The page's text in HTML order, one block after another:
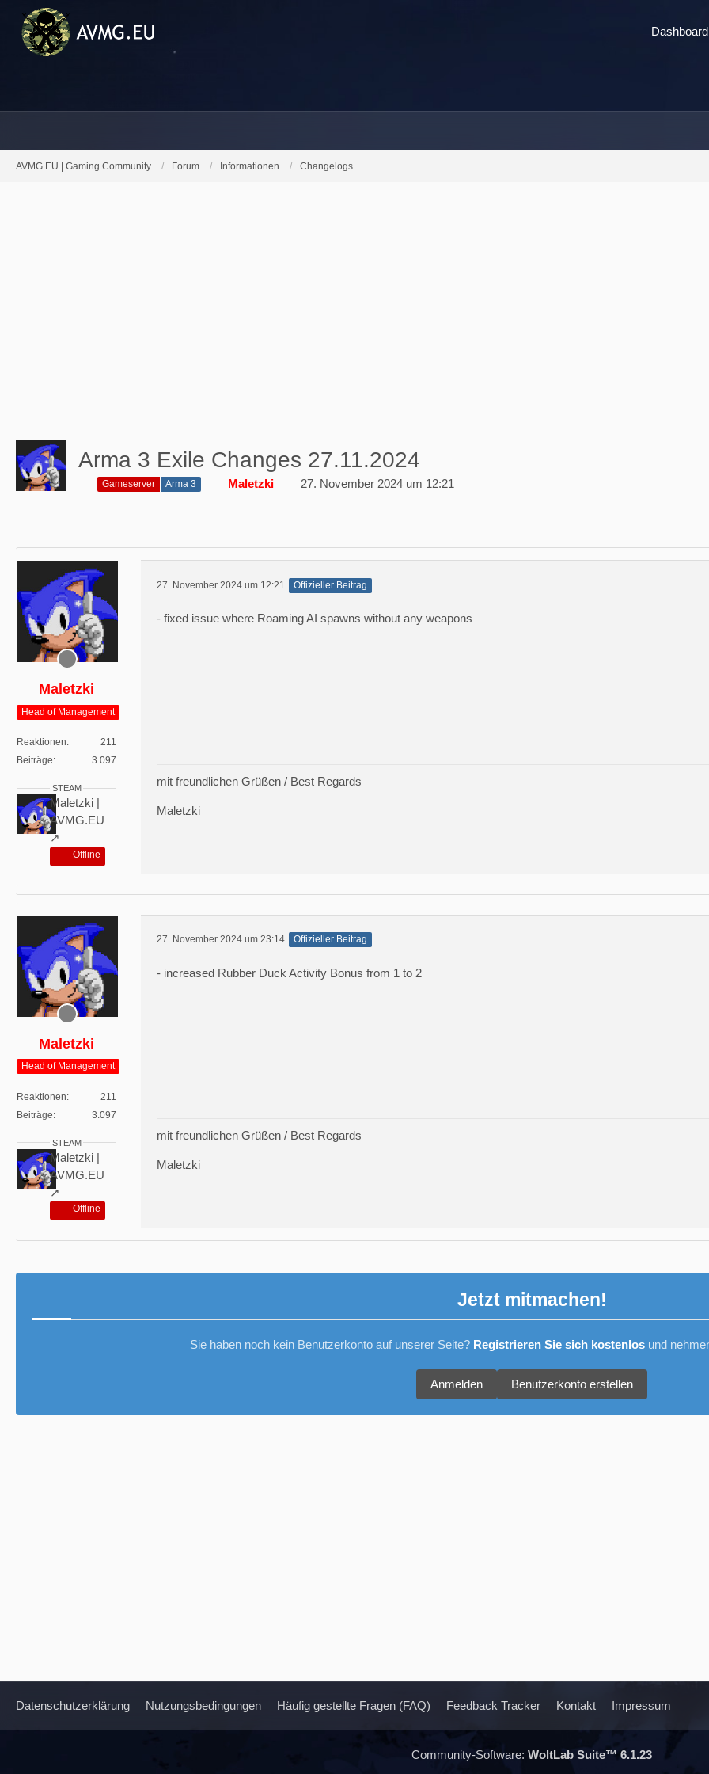
Dashboard
AVMG.EU | Gaming Community Forum Informationen Changelogs
Arma 3 Exile Changes 27.11.2024
Gameserver Arma 3 Maletzki 27. November 2024 um 12:21
Maletzki
Head of Management
Reaktionen
211
Beiträge
3.097
STEAM
Maletzki |
AVMG.EU
Offline
27. November 2024 um 12:21 Offizieller Beitrag
- fixed issue where Roaming AI spawns without any weapons
mit freundlichen Grüßen / Best Regards
Maletzki
Maletzki
Head of Management
Reaktionen
211
Beiträge
3.097
STEAM
Maletzki |
AVMG.EU
Offline
27. November 2024 um 23:14 Offizieller Beitrag
- increased Rubber Duck Activity Bonus from 1 to 2
mit freundlichen Grüßen / Best Regards
Maletzki
Jetzt mitmachen!
Sie haben noch kein Benutzerkonto auf unserer Seite? Registrieren Sie sich kostenlosund
Benutzerkonto erstellen
Anmelden
Datenschutzerklärung Nutzungsbedingungen Häufig gestellte Fragen (FAQ) Feedback Tracker Kontakt Impressum
Community-Software: WoltLab Suite™ 6.1.23